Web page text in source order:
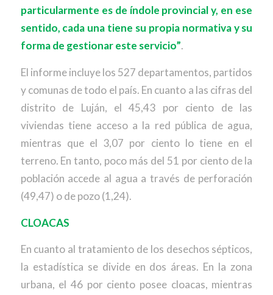
particularmente es de índole provincial y, en ese
sentido, cada una tiene su propia normativa y su
forma de gestionar este servicio”.
El informe incluye los 527 departamentos, partidos
y comunas de todo el país. En cuanto a las cifras del
distrito de Luján, el 45,43 por ciento de las
viviendas tiene acceso a la red pública de agua,
mientras que el 3,07 por ciento lo tiene en el
terreno. En tanto, poco más del 51 por ciento de la
población accede al agua a través de perforación
(49,47) o de pozo (1,24).
CLOACAS
En cuanto al tratamiento de los desechos sépticos,
la estadística se divide en dos áreas. En la zona
urbana, el 46 por ciento posee cloacas, mientras